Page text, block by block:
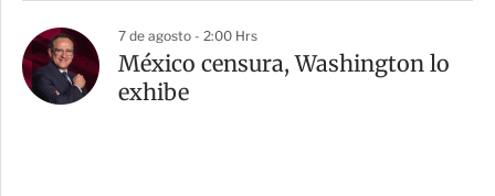
7 de agosto - 2:00 Hrs
México censura, Washington lo
exhibe